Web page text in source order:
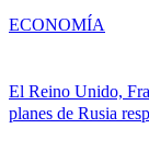
El Reino Unido,
planes de Rusia
ECONOMÍA